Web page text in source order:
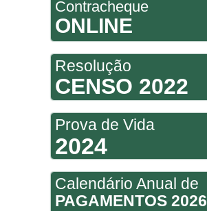
Contracheque
ONLINE
Resolução
CENSO 2022
Prova de Vida
2024
Calendário Anual de
PAGAMENTOS 2026